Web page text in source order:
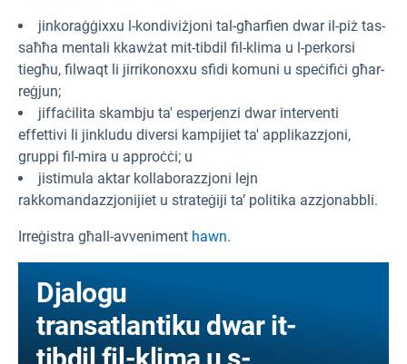
jinkoraġġixxu l-kondiviżjoni tal-għarfien dwar il-piż tas-
saħħa mentali kkawżat mit-tibdil fil-klima u l-perkorsi
tiegħu, filwaqt li jirrikonoxxu sfidi komuni u speċifiċi għar-
reġjun;
jiffaċilita skambju ta' esperjenzi dwar interventi
effettivi li jinkludu diversi kampijiet ta' applikazzjoni,
gruppi fil-mira u approċċi; u
jistimula aktar kollaborazzjoni lejn
rakkomandazzjonijiet u strateġiji ta’ politika azzjonabbli.
Irreġistra għall-avveniment hawn.
Djalogu
transatlantiku dwar it-